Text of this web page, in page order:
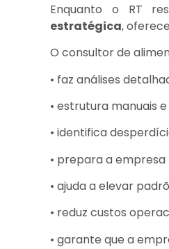
Enquanto o RT
estratégica,
O consultor de
• faz análises
• estrutura manuais e
• identifica
• prepara a
• ajuda a elevar
• reduz custos
• garante que a